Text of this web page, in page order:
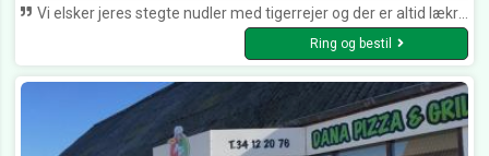
Vi elsker jeres stegte nudler med tigerrejer og der er altid lækre stegte grøntsager deri og jeres forårsruller er også nam nam og så er alt rent og pænt😊😊😊😊😊
Ring og bestil